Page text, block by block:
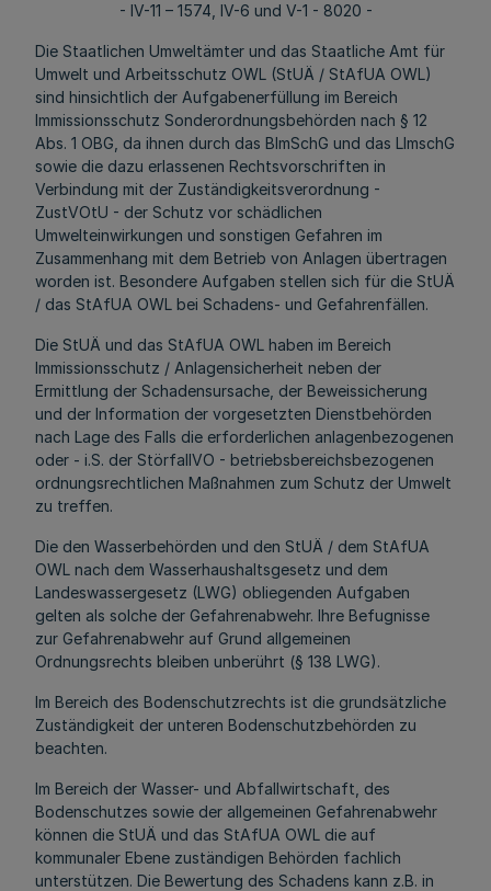
- IV-11 – 1574, IV-6 und V-1 - 8020 -
Die Staatlichen Umweltämter und das Staatliche Amt für
Umwelt und Arbeitsschutz OWL (StUÄ / StAfUA OWL)
sind hinsichtlich der Aufgabenerfüllung im Bereich
Immissionsschutz Sonderordnungsbehörden nach § 12
Abs. 1 OBG, da ihnen durch das BImSchG und das LImschG
sowie die dazu erlassenen Rechtsvorschriften in
Verbindung mit der Zuständigkeitsverordnung -
ZustVOtU - der Schutz vor schädlichen
Umwelteinwirkungen und sonstigen Gefahren im
Zusammenhang mit dem Betrieb von Anlagen übertragen
worden ist. Besondere Aufgaben stellen sich für die StUÄ
/ das StAfUA OWL bei Schadens- und Gefahrenfällen.
Die StUÄ und das StAfUA OWL haben im Bereich
Immissionsschutz / Anlagensicherheit neben der
Ermittlung der Schadensursache, der Beweissicherung
und der Information der vorgesetzten Dienstbehörden
nach Lage des Falls die erforderlichen anlagenbezogenen
oder - i.S. der StörfallVO - betriebsbereichsbezogenen
ordnungsrechtlichen Maßnahmen zum Schutz der Umwelt
zu treffen.
Die den Wasserbehörden und den StUÄ / dem StAfUA
OWL nach dem Wasserhaushaltsgesetz und dem
Landeswassergesetz (LWG) obliegenden Aufgaben
gelten als solche der Gefahrenabwehr. Ihre Befugnisse
zur Gefahrenabwehr auf Grund allgemeinen
Ordnungsrechts bleiben unberührt (§ 138 LWG).
Im Bereich des Bodenschutzrechts ist die grundsätzliche
Zuständigkeit der unteren Bodenschutzbehörden zu
beachten.
Im Bereich der Wasser- und Abfallwirtschaft, des
Bodenschutzes sowie der allgemeinen Gefahrenabwehr
können die StUÄ und das StAfUA OWL die auf
kommunaler Ebene zuständigen Behörden fachlich
unterstützen. Die Bewertung des Schadens kann z.B. in